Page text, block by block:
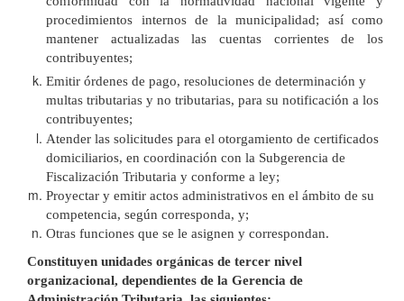
procedimientos internos de la municipalidad; así como
mantener actualizadas las cuentas corrientes de los
contribuyentes;
Emitir órdenes de pago, resoluciones de determinación y
multas tributarias y no tributarias, para su notificación a los
contribuyentes;
Atender las solicitudes para el otorgamiento de certificados
domiciliarios, en coordinación con la Subgerencia de
Fiscalización Tributaria y conforme a ley;
Proyectar y emitir actos administrativos en el ámbito de su
competencia, según corresponda, y;
Otras funciones que se le asignen y correspondan.
Constituyen unidades orgánicas de tercer nivel
organizacional, dependientes de la Gerencia de